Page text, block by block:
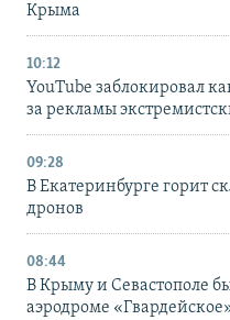
Крыма
10:12
YouTube заблокировал
за рекламы
09:28
В Екатеринбурге горит
дронов
08:44
В Крыму и Севастополе
аэродроме